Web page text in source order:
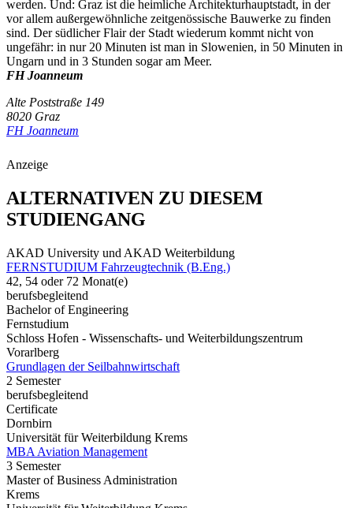
werden. Und: Graz ist die heimliche Architekturhauptstadt, in der
vor allem außergewöhnliche zeitgenössische Bauwerke zu finden
sind. Der südlicher Flair der Stadt wiederum kommt nicht von
ungefähr: in nur 20 Minuten ist man in Slowenien, in 50 Minuten in
Ungarn und in 3 Stunden sogar am Meer.
FH Joanneum
Alte Poststraße 149
8020 Graz
FH Joanneum
Anzeige
ALTERNATIVEN ZU DIESEM
STUDIENGANG
AKAD University und AKAD Weiterbildung
FERNSTUDIUM Fahrzeugtechnik (B.Eng.)
42, 54 oder 72 Monat(e)
berufsbegleitend
Bachelor of Engineering
Fernstudium
Schloss Hofen - Wissenschafts- und Weiterbildungszentrum
Vorarlberg
Grundlagen der Seilbahnwirtschaft
2 Semester
berufsbegleitend
Certificate
Dornbirn
Universität für Weiterbildung Krems
MBA Aviation Management
3 Semester
Master of Business Administration
Krems